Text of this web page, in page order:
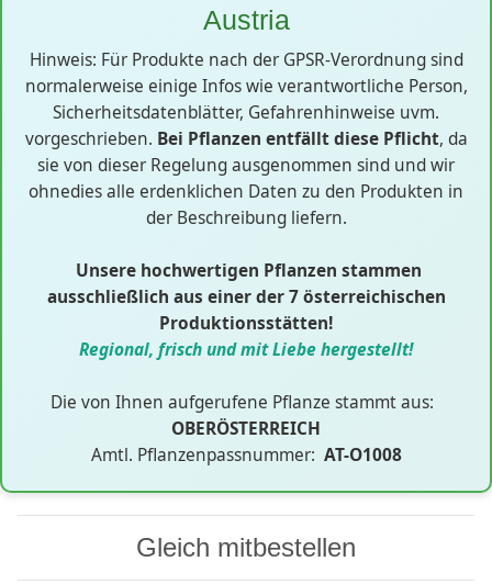
Austria
Hinweis: Für Produkte nach der GPSR-Verordnung sind
normalerweise einige Infos wie verantwortliche Person,
Sicherheitsdatenblätter, Gefahrenhinweise uvm.
vorgeschrieben. Bei Pflanzen entfällt diese Pflicht, da
sie von dieser Regelung ausgenommen sind und wir
ohnedies alle erdenklichen Daten zu den Produkten in
der Beschreibung liefern.
Unsere hochwertigen Pflanzen stammen
ausschließlich aus einer der 7 österreichischen
Produktionsstätten!
Regional, frisch und mit Liebe hergestellt!
Die von Ihnen aufgerufene Pflanze stammt aus:
OBERÖSTERREICH
Amtl. Pflanzenpassnummer: AT-O1008
Gleich mitbestellen